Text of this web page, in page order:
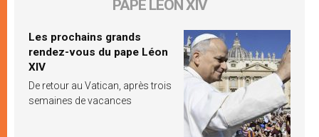
PAPE LÉON XIV
Les prochains grands
rendez-vous du pape Léon
XIV
De retour au Vatican, après trois
semaines de vacances